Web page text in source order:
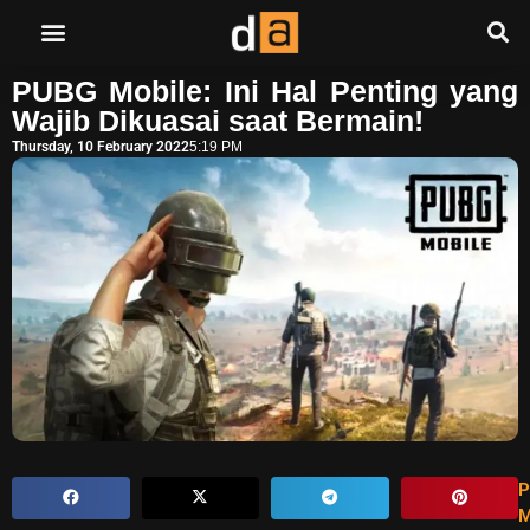
PUBG Mobile: Ini Hal Penting yang
Wajib Dikuasai saat Bermain!
Thursday, 10 February 20225:19 PM